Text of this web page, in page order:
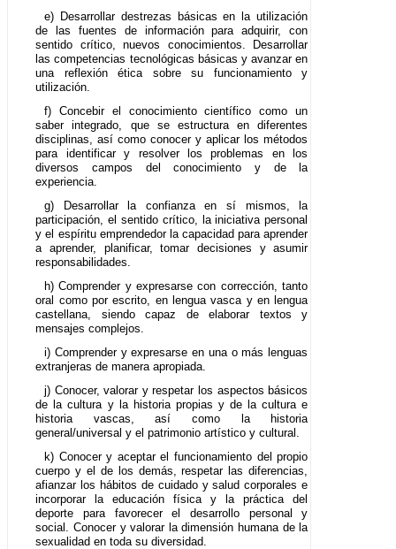
e) Desarrollar destrezas básicas en la utilización
de las fuentes de información para adquirir, con
sentido crítico, nuevos conocimientos. Desarrollar
las competencias tecnológicas básicas y avanzar en
una reflexión ética sobre su funcionamiento y
utilización.
f) Concebir el conocimiento científico como un
saber integrado, que se estructura en diferentes
disciplinas, así como conocer y aplicar los métodos
para identificar y resolver los problemas en los
diversos campos del conocimiento y de la
experiencia.
g) Desarrollar la confianza en sí mismos, la
participación, el sentido crítico, la iniciativa personal
y el espíritu emprendedor la capacidad para aprender
a aprender, planificar, tomar decisiones y asumir
responsabilidades.
h) Comprender y expresarse con corrección, tanto
oral como por escrito, en lengua vasca y en lengua
castellana, siendo capaz de elaborar textos y
mensajes complejos.
i) Comprender y expresarse en una o más lenguas
extranjeras de manera apropiada.
j) Conocer, valorar y respetar los aspectos básicos
de la cultura y la historia propias y de la cultura e
historia vascas, así como la historia
general/universal y el patrimonio artístico y cultural.
k) Conocer y aceptar el funcionamiento del propio
cuerpo y el de los demás, respetar las diferencias,
afianzar los hábitos de cuidado y salud corporales e
incorporar la educación física y la práctica del
deporte para favorecer el desarrollo personal y
social. Conocer y valorar la dimensión humana de la
sexualidad en toda su diversidad.